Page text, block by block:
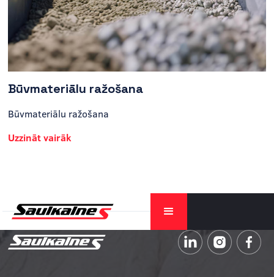
Būvmateriālu ražošana
Būvmateriālu ražošana
Uzzināt vairāk